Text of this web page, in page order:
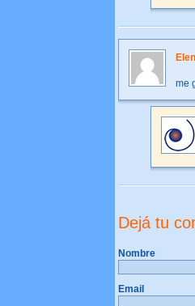
me
Dejá tu
Nombre
Email